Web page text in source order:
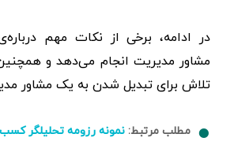
در ادامه، برخی از نکات مهم
مشاور مديريت انجام می‌دهد و
تلاش برای تبدیل شدن به یک مشاور
مطلب مرتبط: نمونه رزومه تحلیلگر